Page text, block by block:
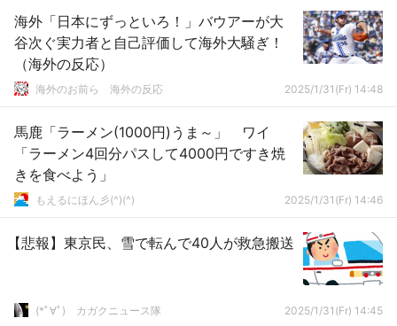
海外「日本にずっといろ！」バウアーが大
谷次ぐ実力者と自己評価して海外大騒ぎ！
（海外の反応）
海外のお前ら 海外の反応 2025/1/31(Fr) 14:48
馬鹿「ラーメン(1000円)うま～」 ワイ
「ラーメン4回分パスして4000円ですき焼
きを食べよう」
もえるにほん彡(^)(^) 2025/1/31(Fr) 14:46
【悲報】東京民、雪で転んで40人が救急搬送
(*ﾟ∀ﾟ)ゞカガクニュース隊 2025/1/31(Fr) 14:45